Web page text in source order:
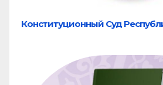
Конституционный Суд